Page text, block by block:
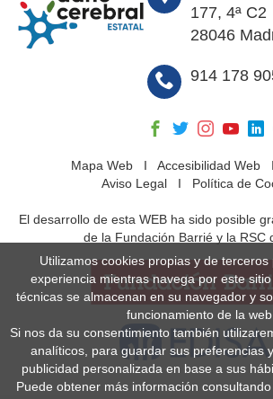
177, 4ª C2
28046
914 178
Mapa WebI Accesibilidad Web
Aviso Legal I Política de
El desarrollo de esta WEB ha sido posible
de la Fundación Barrié y la RSC
Utilizamos cookies propias y de
experiencia mientras navega por este
técnicas se almacenan en su navegador y
funcionamiento de la web.
Si nos da su consentimiento también
analíticos, para guardar sus preferencias
publicidad personalizada en base a sus
Puede obtener más información